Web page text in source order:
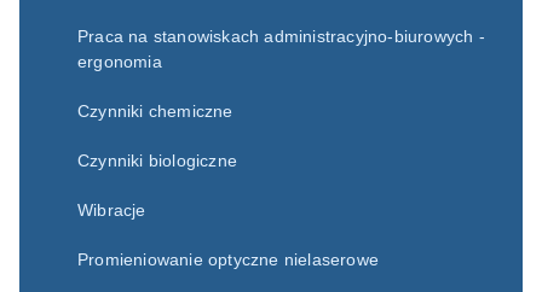
Praca na stanowiskach administracyjno-biurowych -
ergonomia
Czynniki chemiczne
Czynniki biologiczne
Wibracje
Promieniowanie optyczne nielaserowe